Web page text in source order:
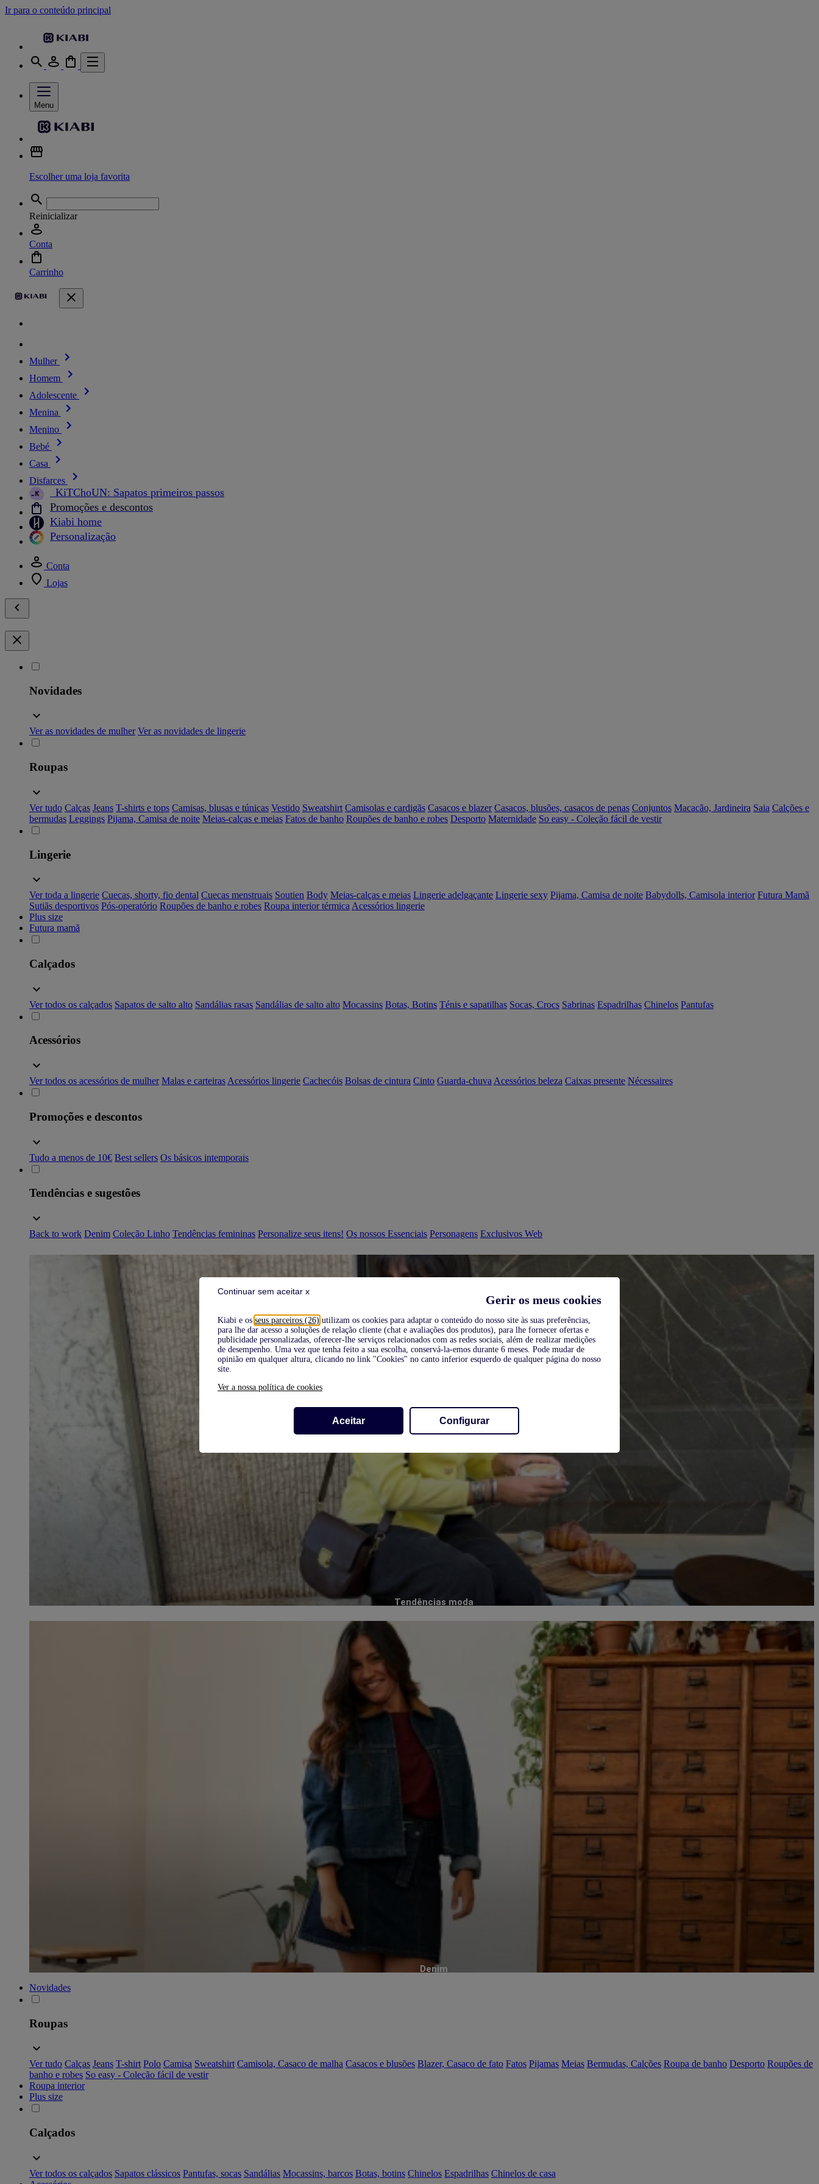
Gerir os meus cookies
Kiabi e os seus parceiros (26) utilizam os cookies para adaptar o conteúdo do nosso site às suas preferências,
para lhe dar acesso a soluções de relação cliente (chat e avaliações dos produtos), para lhe fornecer ofertas e
publicidade personalizadas, oferecer-lhe serviços relacionados com as redes sociais, além de realizar medições
de desempenho. Uma vez que tenha feito a sua escolha, conservá-la-emos durante 6 meses. Pode mudar de
opinião em qualquer altura, clicando no link "Cookies" no canto inferior esquerdo de qualquer página do nosso
site.
Ver a nossa política de cookies
Aceitar Configurar
Continuar sem aceitar x
Ir para o conteúdo principal
Menu
Escolher uma loja favorita
Reinicializar
Conta
Carrinho
Mulher
Homem
Adolescente
Menina
Menino
Bebé
Casa
Disfarces
_KiTChoUN: Sapatos primeiros passos
Promoções e descontos
Kiabi home
Personalização
Conta
Lojas
Novidades
Ver as novidades de mulher Ver as novidades de lingerie
Roupas
Ver tudo Calças Jeans T-shirts e tops Camisas, blusas e túnicas Vestido Sweatshirt Camisolas e cardigãs Casacos e blazer Casacos, blusões, casacos de penas Conjuntos Macacão, Jardineira Saia Calções e
bermudas Leggings Pijama, Camisa de noite Meias-calças e meias Fatos de banho Roupões de banho e robes Desporto Maternidade So easy - Coleção fácil de vestir
Lingerie
Ver toda a lingerie Cuecas, shorty, fio dental Cuecas menstruais Soutien Body Meias-calças e meias Lingerie adelgaçante Lingerie sexy Pijama, Camisa de noite Babydolls, Camisola interior Futura Mamã
Sutiãs desportivos Pós-operatório Roupões de banho e robes Roupa interior térmica Acessórios lingerie
Plus size
Futura mamã
Calçados
Ver todos os calçados Sapatos de salto alto Sandálias rasas Sandálias de salto alto Mocassins Botas, Botins Ténis e sapatilhas Socas, Crocs Sabrinas Espadrilhas Chinelos Pantufas
Acessórios
Ver todos os acessórios de mulher Malas e carteiras Acessórios lingerie Cachecóis Bolsas de cintura Cinto Guarda-chuva Acessórios beleza Caixas presente Nécessaires
Promoções e descontos
Tudo a menos de 10€ Best sellers Os básicos intemporais
Tendências e sugestões
Back to work Denim Coleção Linho Tendências femininas Personalize seus itens! Os nossos Essenciais Personagens Exclusivos Web
Tendências moda
Denim
Novidades
Roupas
Ver tudo Calças Jeans T-shirt Polo Camisa Sweatshirt Camisola, Casaco de malha Casacos e blusões Blazer, Casaco de fato Fatos Pijamas Meias Bermudas, Calções Roupa de banho Desporto Roupões de
banho e robes So easy - Coleção fácil de vestir
Roupa interior
Plus size
Calçados
Ver todos os calçados Sapatos clássicos Pantufas, socas Sandálias Mocassins, barcos Botas, botins Chinelos Espadrilhas Chinelos de casa